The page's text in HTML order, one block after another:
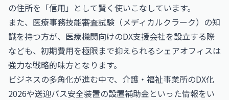
の住所を「信用」として賢く使いこなしています。
また、 医療事務技能審査試験（メディカルクラーク） の知
識を持つ方が、医療機関向けのDX支援会社を設立する際
なども、初期費用を極限まで抑えられるシェアオフィスは
強力な戦略的味方となります。
ビジネスの多角化が進む中で、 介護・福祉事業所のDX化
2026や送迎バス安全装置の設置補助金といった情報をい